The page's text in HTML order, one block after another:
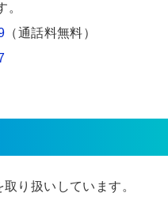
（通話料無料）
り扱いしています。